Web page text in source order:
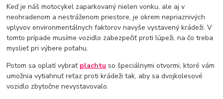
Keď je náš motocykel zaparkovaný nielen vonku, ale aj v
neohradenom a nestráženom priestore, je okrem nepriaznivých
vplyvov environmentálnych faktorov navyše vystavený krádeži. V
tomto prípade musíme vozidlo zabezpečiť proti lúpeži, na čo treba
myslieť pri výbere poťahu.
Potom sa oplatí vybrať plachtu so špeciálnymi otvormi, ktoré vám
umožnia vytiahnuť reťaz proti krádeži tak, aby sa dvojkolesové
vozidlo zbytočne nevystavovalo.